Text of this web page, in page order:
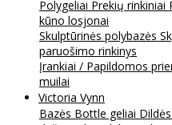
Polygeliai Prekių rinkiniai
kūno losjonai
Skulptūrinės polybazės
paruošimo rinkinys
Įrankiai / Papildomos
muilai
Victoria Vynn
Bazės Bottle geliai